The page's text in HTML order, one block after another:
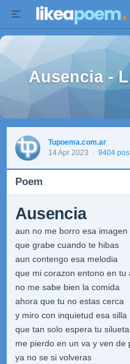
Ausencia -
Tupoema.com.ar
14 Apr 2023 · 9404
Poem
Ausencia
aun no me borro esa imagen
que grabe cuando te hibas
aun contengo esa melodia
que mi corazon entono en tu
no me sabe bien la comida
ahora que tu no estas cerca
y miro con inquietud esa silla
que tan solo espera tu
me pierdo en un va y ven de
ya no se si volveras